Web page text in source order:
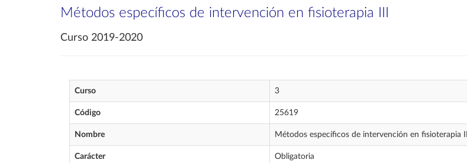
Métodos específicos de intervención en fisioterapia III
Curso 2019-2020
Curso 3
Código 25619
Nombre Métodos específicos de intervención en fisioterapia III
Carácter Obligatoria